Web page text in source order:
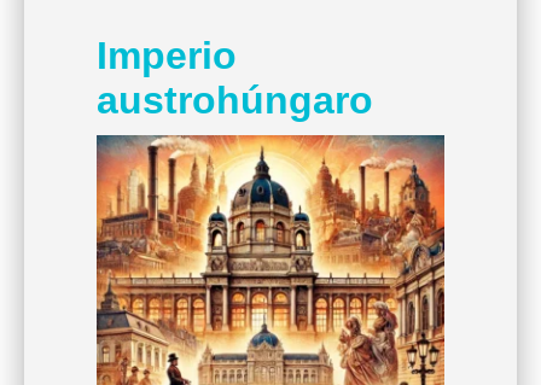
Imperio
austrohúngaro